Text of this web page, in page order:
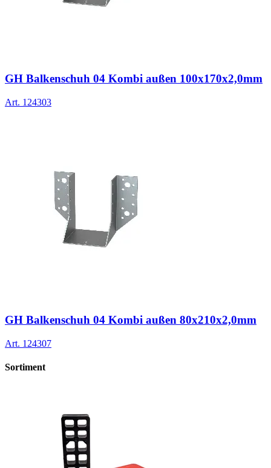
GH Balkenschuh 04 Kombi außen 100x170x2,0mm
Art. 124303
GH Balkenschuh 04 Kombi außen 80x210x2,0mm
Art. 124307
Sortiment